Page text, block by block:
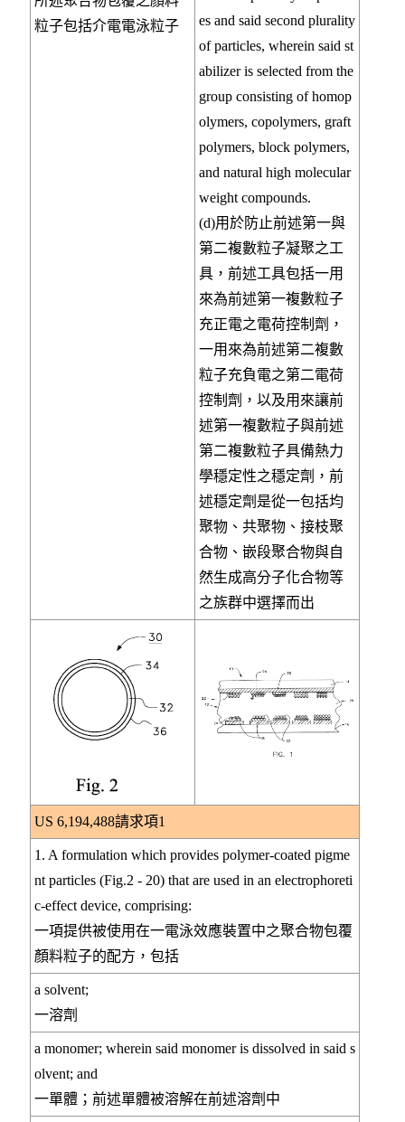
es and said second plurality
of particles, wherein said st
abilizer is selected from the
group consisting of homop
olymers, copolymers, graft
polymers, block polymers,
and natural high molecular
weight compounds.
(d)用於防止前述第一與
第二複數粒子凝聚之工
具，前述工具包括一用
來為前述第一複數粒子
充正電之電荷控制劑，
一用來為前述第二複數
粒子充負電之第二電荷
控制劑，以及用來讓前
述第一複數粒子與前述
第二複數粒子具備熱力
學穩定性之穩定劑，前
述穩定劑是從一包括均
聚物、共聚物、接枝聚
合物、嵌段聚合物與自
然生成高分子化合物等
之族群中選擇而出
粒子包括介電電泳粒子
US 6,194,488請求項1
1. A formulation which provides polymer-coated pigme
nt particles (Fig.2 - 20) that are used in an electrophoreti
c-effect device, comprising:
一項提供被使用在一電泳效應裝置中之聚合物包覆
顏料粒子的配方，包括
a solvent;
一溶劑
a monomer; wherein said monomer is dissolved in said s
olvent; and
一單體；前述單體被溶解在前述溶劑中